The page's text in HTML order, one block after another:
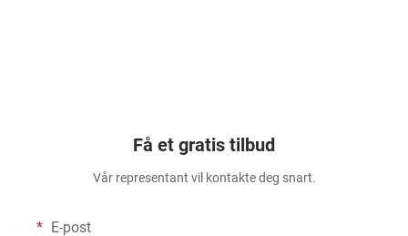
Få et gratis tilbud
Vår representant vil kontakte deg snart.
E-post